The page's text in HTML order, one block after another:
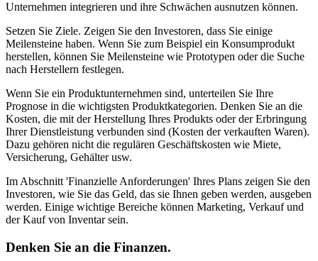
Unternehmen integrieren und ihre Schwächen ausnutzen können.
Setzen Sie Ziele. Zeigen Sie den Investoren, dass Sie einige
Meilensteine haben. Wenn Sie zum Beispiel ein Konsumprodukt
herstellen, können Sie Meilensteine wie Prototypen oder die Suche
nach Herstellern festlegen.
Wenn Sie ein Produktunternehmen sind, unterteilen Sie Ihre
Prognose in die wichtigsten Produktkategorien. Denken Sie an die
Kosten, die mit der Herstellung Ihres Produkts oder der Erbringung
Ihrer Dienstleistung verbunden sind (Kosten der verkauften Waren).
Dazu gehören nicht die regulären Geschäftskosten wie Miete,
Versicherung, Gehälter usw.
Im Abschnitt 'Finanzielle Anforderungen' Ihres Plans zeigen Sie den
Investoren, wie Sie das Geld, das sie Ihnen geben werden, ausgeben
werden. Einige wichtige Bereiche können Marketing, Verkauf und
der Kauf von Inventar sein.
Denken Sie an die Finanzen.